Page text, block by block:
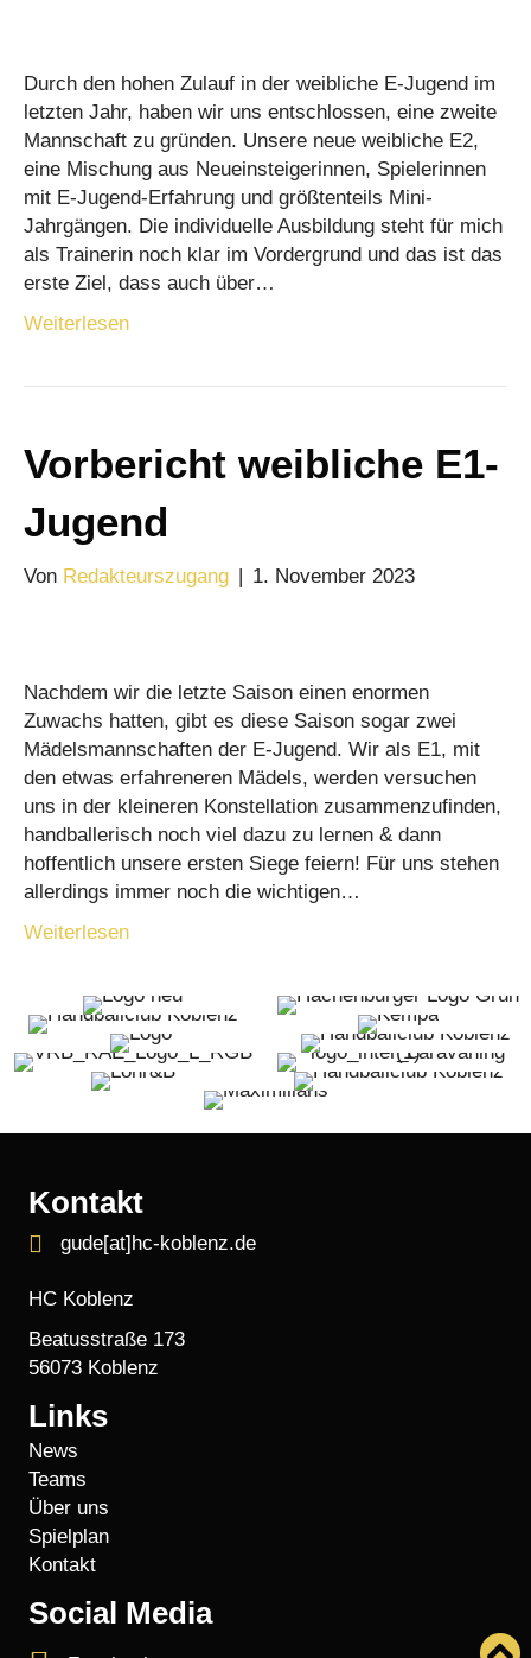
Durch den hohen Zulauf in der weibliche E-Jugend im
letzten Jahr, haben wir uns entschlossen, eine zweite
Mannschaft zu gründen. Unsere neue weibliche E2,
eine Mischung aus Neueinsteigerinnen, Spielerinnen
mit E-Jugend-Erfahrung und größtenteils Mini-
Jahrgängen. Die individuelle Ausbildung steht für mich
als Trainerin noch klar im Vordergrund und das ist das
erste Ziel, dass auch über…
Weiterlesen
Vorbericht weibliche E1-
Jugend
Von Redakteurszugang | 1. November 2023
Nachdem wir die letzte Saison einen enormen
Zuwachs hatten, gibt es diese Saison sogar zwei
Mädelsmannschaften der E-Jugend. Wir als E1, mit
den etwas erfahreneren Mädels, werden versuchen
uns in der kleineren Konstellation zusammenzufinden,
handballerisch noch viel dazu zu lernen & dann
hoffentlich unsere ersten Siege feiern! Für uns stehen
allerdings immer noch die wichtigen…
Weiterlesen
Kontakt
gude[at]hc-koblenz.de
HC Koblenz
Beatusstraße 173
56073 Koblenz
Links
News
Teams
Über uns
Spielplan
Kontakt
Social Media